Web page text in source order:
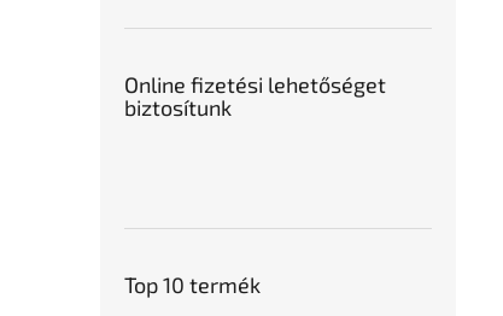
Online fizetési lehetőséget
biztosítunk
Top 10 termék